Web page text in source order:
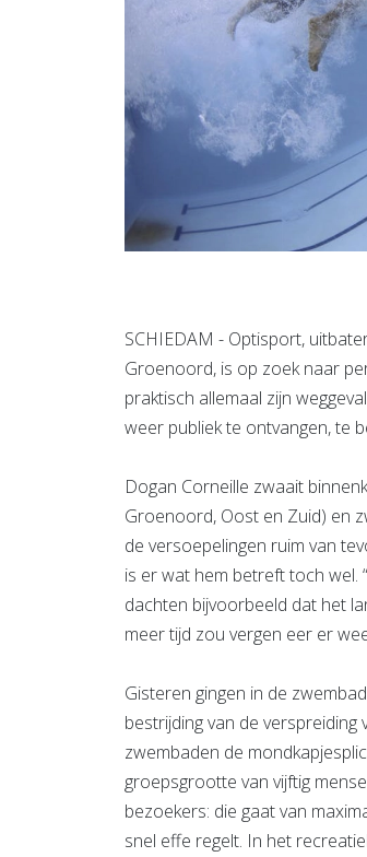
SCHIEDAM - Optisport,
Groenoord, is op zoek naar
praktisch allemaal zijn
weer publiek te ontvangen, te
Dogan Corneille zwaait
Groenoord, Oost en Zuid) en
de versoepelingen ruim van
is er wat hem betreft toch wel.
dachten bijvoorbeeld dat het
meer tijd zou vergen eer er
Gisteren gingen in de
bestrijding van de
zwembaden de
groepsgrootte van vijftig
bezoekers: die gaat van
snel effe regelt. In het